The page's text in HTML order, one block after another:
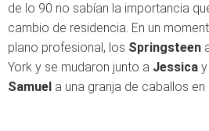
de lo 90 no sabían la importancia
cambio de residencia. En un
plano profesional, los Springsteen
York y se mudaron junto a Jessica
Samuel a una granja de caballos en